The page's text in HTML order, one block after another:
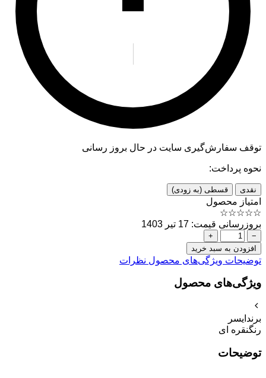
توقف سفارش‌گیری سایت در حال بروز رسانی
نحوه پرداخت:
نقدی قسطی (به زودی)
امتیاز محصول
☆
☆
☆
☆
☆
بروزرسانی قیمت: 17 تیر 1403
−
+
افزودن به سبد خرید
توضیحات ویژگی‌های محصول نظرات
ویژگی‌های محصول
برند ایسر
رنگنقره ای
توضیحات